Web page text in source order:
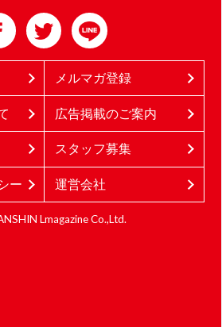
メルマガ登録
広告掲載のご案内
スタッフ募集
ー 運営会社
Lmagazine Co.,Ltd.